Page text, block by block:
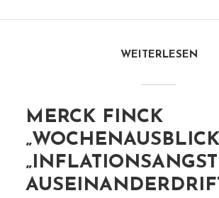
WEITERLESEN
MERCK FINCK